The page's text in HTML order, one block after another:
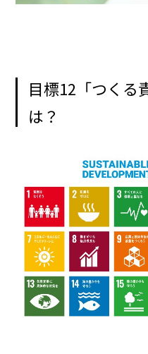
目標12「つくる
は？